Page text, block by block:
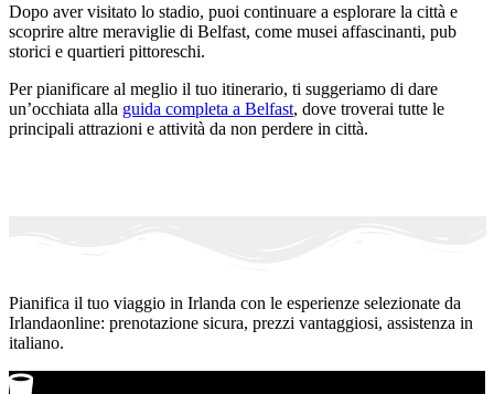
Dopo aver visitato lo stadio, puoi continuare a esplorare la città e
scoprire altre meraviglie di Belfast, come musei affascinanti, pub
storici e quartieri pittoreschi.
Per pianificare al meglio il tuo itinerario, ti suggeriamo di dare
un’occhiata alla guida completa a Belfast, dove troverai tutte le
principali attrazioni e attività da non perdere in città.
Pianifica il tuo viaggio in Irlanda con le esperienze selezionate da
Irlandaonline: prenotazione sicura, prezzi vantaggiosi, assistenza in
italiano.